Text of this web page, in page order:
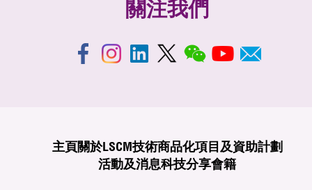
關注我們
主頁 關於LSCM技術商品化項目及資助計劃
活動及消息科技分享會籍